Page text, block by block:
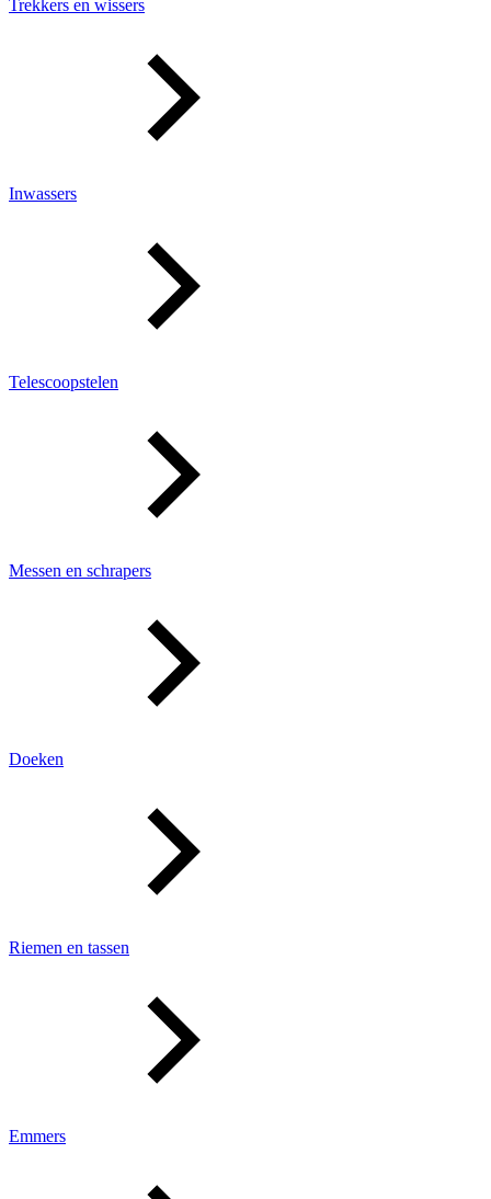
Trekkers en wissers
Inwassers
Telescoopstelen
Messen en schrapers
Doeken
Riemen en tassen
Emmers